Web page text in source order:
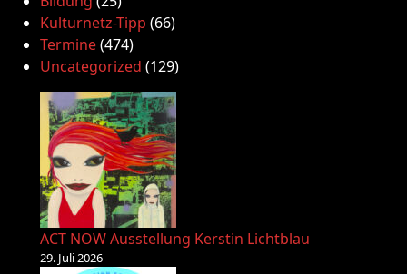
Kulturnetz-Tipp (66)
Termine(474)
Uncategorized (129)
ACT NOW Ausstellung Kerstin Lichtblau
29. Juli 2026